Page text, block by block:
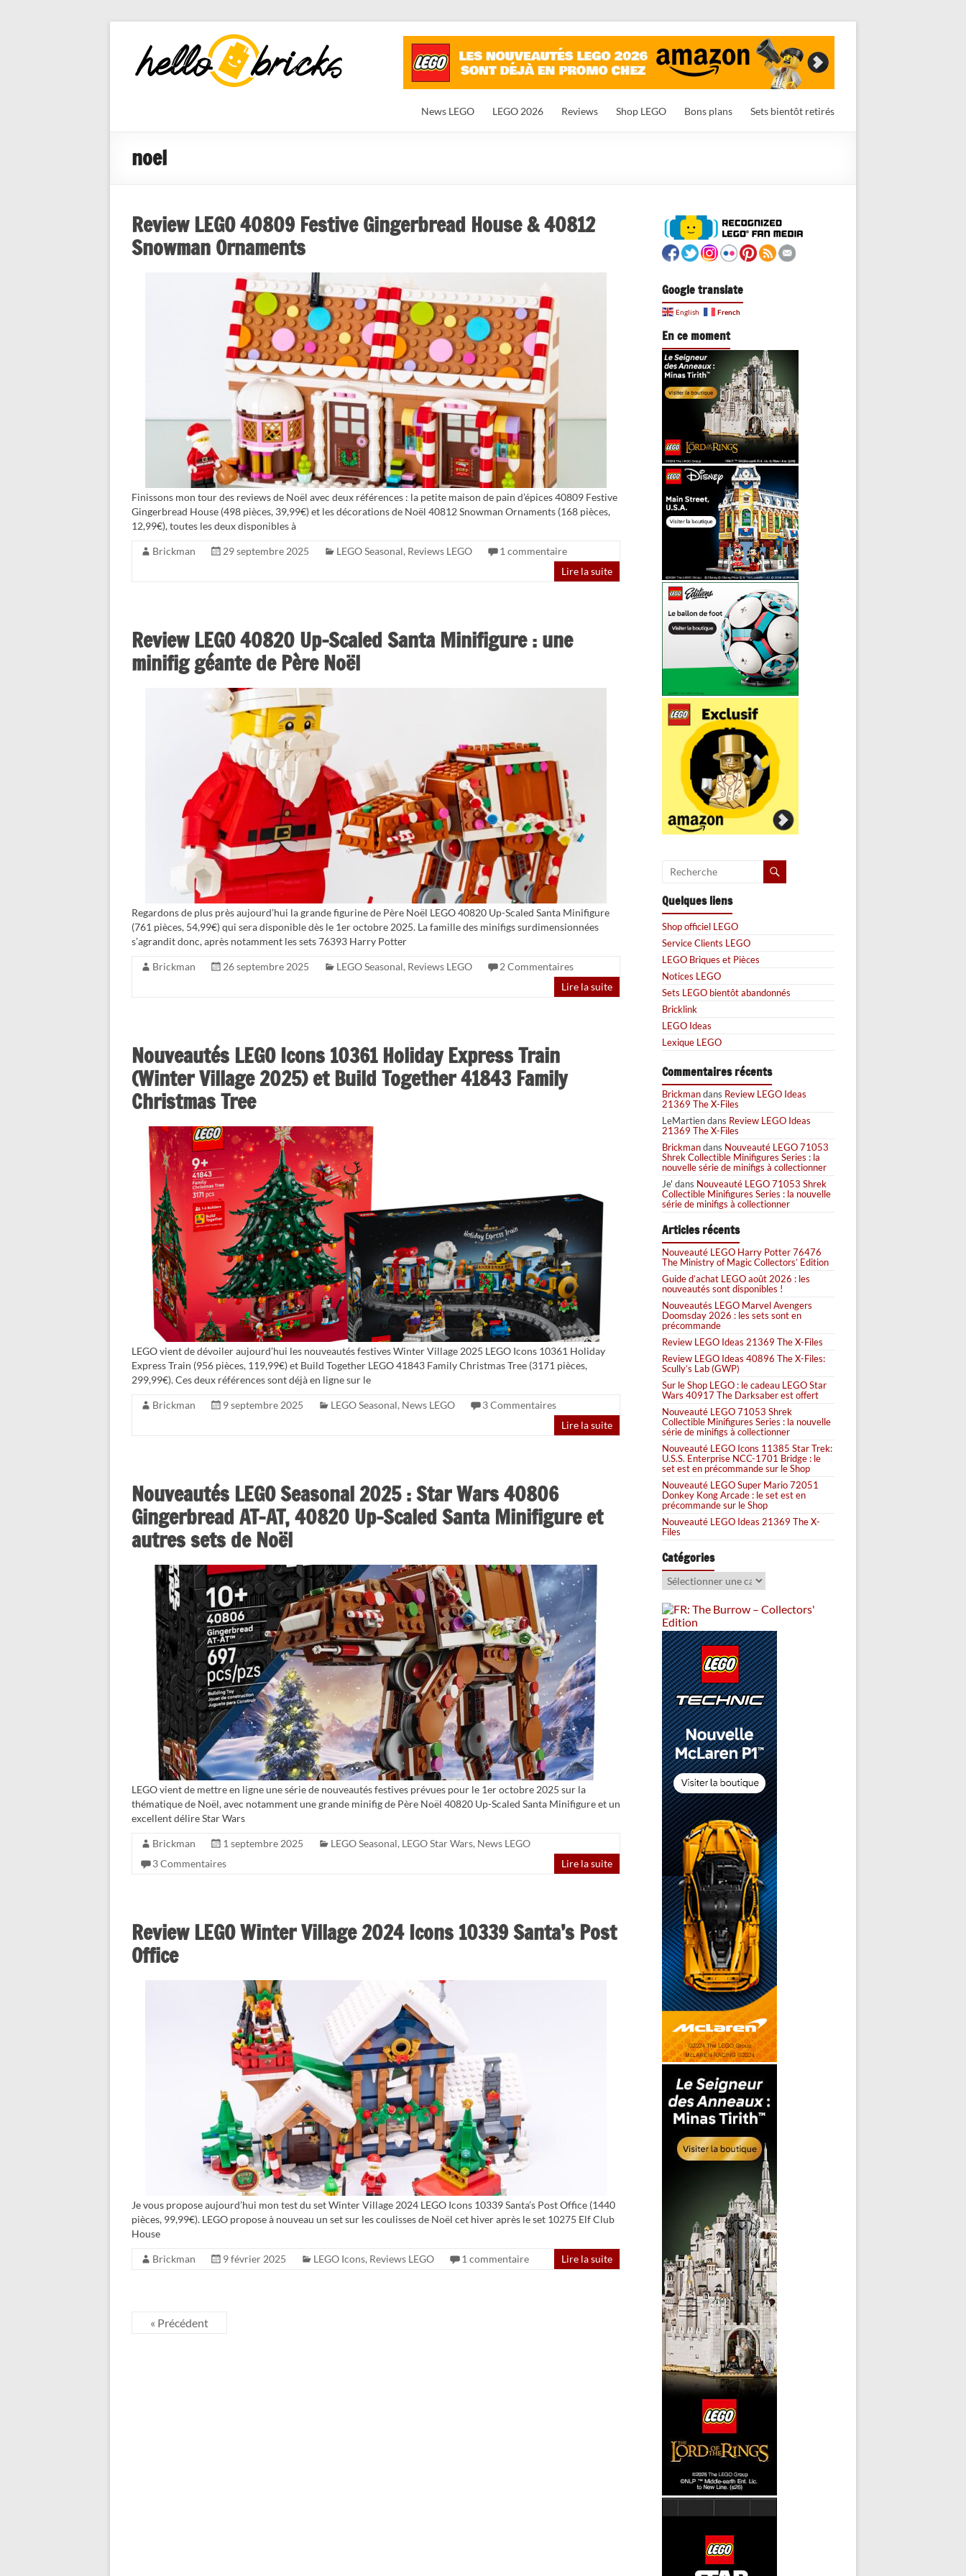
HelloBricks
Blog LEGO,
nouveaut�s
News LEGO LEGO 2026 Reviews Shop LEGO Bons plans Sets bientôt retirés
noel
Review LEGO 40809 Festive Gingerbread House & 40812
Snowman Ornaments
Finissons mon tour des reviews de Noël avec deux références : la petite maison de pain d’épices 40809 Festive
Gingerbread House (498 pièces, 39,99€) et les décorations de Noël 40812 Snowman Ornaments (168 pièces,
12,99€), toutes les deux disponibles à
Brickman 29 septembre 2025 LEGO Seasonal, Reviews LEGO
1 commentaire
Lire la suite
Review LEGO 40820 Up-Scaled Santa Minifigure : une
minifig géante de Père Noël
Regardons de plus près aujourd’hui la grande figurine de Père Noël LEGO 40820 Up-Scaled Santa Minifigure
(761 pièces, 54,99€) qui sera disponible dès le 1er octobre 2025. La famille des minifigs surdimensionnées
s’agrandit donc, après notamment les sets 76393 Harry Potter
Brickman 26 septembre 2025 LEGO Seasonal, Reviews LEGO
2 Commentaires
Lire la suite
Nouveautés LEGO Icons 10361 Holiday Express Train
(Winter Village 2025) et Build Together 41843 Family
Christmas Tree
LEGO vient de dévoiler aujourd’hui les nouveautés festives Winter Village 2025 LEGO Icons 10361 Holiday
Express Train (956 pièces, 119,99€) et Build Together LEGO 41843 Family Christmas Tree (3171 pièces,
299,99€). Ces deux références sont déjà en ligne sur le
Brickman 9 septembre 2025 LEGO Seasonal, News LEGO
3 Commentaires
Lire la suite
Nouveautés LEGO Seasonal 2025 : Star Wars 40806
Gingerbread AT-AT, 40820 Up-Scaled Santa Minifigure et
autres sets de Noël
LEGO vient de mettre en ligne une série de nouveautés festives prévues pour le 1er octobre 2025 sur la
thématique de Noël, avec notamment une grande minifig de Père Noël 40820 Up-Scaled Santa Minifigure et un
excellent délire Star Wars
Brickman 1 septembre 2025 LEGO Seasonal, LEGO Star Wars, News LEGO
3 Commentaires
Lire la suite
Review LEGO Winter Village 2024 Icons 10339 Santa’s Post
Office
Je vous propose aujourd’hui mon test du set Winter Village 2024 LEGO Icons 10339 Santa’s Post Office (1440
pièces, 99,99€). LEGO propose à nouveau un set sur les coulisses de Noël cet hiver après le set 10275 Elf Club
House
Brickman 9 février 2025 LEGO Icons, Reviews LEGO 1 commentaire Lire la suite
« Précédent
Google translate
English French
En ce moment
Quelques liens
Shop officiel LEGO
Service Clients LEGO
LEGO Briques et Pièces
Notices LEGO
Sets LEGO bientôt abandonnés
Bricklink
LEGO Ideas
Lexique LEGO
Commentaires récents
Brickmandans Review LEGO Ideas
21369 The X-Files
LeMartiendans Review LEGO Ideas
21369 The X-Files
Brickmandans Nouveauté LEGO 71053
Shrek Collectible Minifigures Series : la
nouvelle série de minifigs à collectionner
Je' dans Nouveauté LEGO 71053 Shrek
Collectible Minifigures Series : la nouvelle
série de minifigs à collectionner
Articles récents
Nouveauté LEGO Harry Potter 76476
The Ministry of Magic Collectors’ Edition
Guide d’achat LEGO août 2026 : les
nouveautés sont disponibles !
Nouveautés LEGO Marvel Avengers
Doomsday 2026 : les sets sont en
précommande
Review LEGO Ideas 21369 The X-Files
Review LEGO Ideas 40896 The X-Files:
Scully’s Lab (GWP)
Sur le Shop LEGO : le cadeau LEGO Star
Wars 40917 The Darksaber est offert
Nouveauté LEGO 71053 Shrek
Collectible Minifigures Series : la nouvelle
série de minifigs à collectionner
Nouveauté LEGO Icons 11385 Star Trek:
U.S.S. Enterprise NCC-1701 Bridge : le
set est en précommande sur le Shop
Nouveauté LEGO Super Mario 72051
Donkey Kong Arcade : le set est en
précommande sur le Shop
Nouveauté LEGO Ideas 21369 The X-
Files
Catégories
Catégories